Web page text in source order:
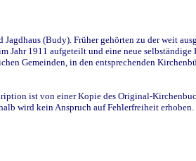
(Budy). Früher gehörten zu der weit
1911 aufgeteilt und eine neue
Gemeinden, in den entsprechenden
ist von einer Kopie des Original-
wird kein Anspruch auf Fehlerfreiheit erhoben.